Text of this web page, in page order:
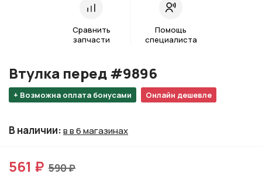
Сравнить
запчасти
Помощь
специалиста
+ Возможна оплата бонусами Онлайн дешевле
Втулка перед #9896
В наличии:в в 6 магазинах
561 ₽ 590 ₽